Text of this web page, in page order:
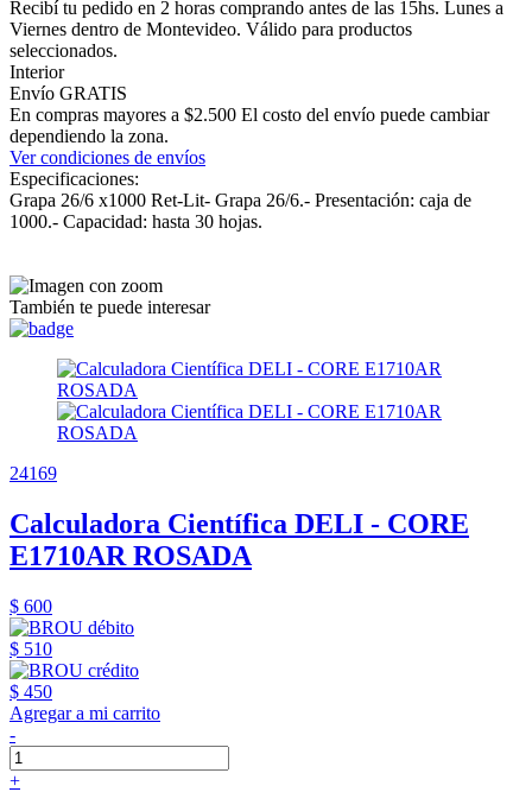
Recibí tu pedido en 2 horas comprando antes de las 15hs. Lunes a
Viernes dentro de Montevideo. Válido para productos
seleccionados.
Interior
Envío GRATIS
En compras mayores a $2.500 El costo del envío puede cambiar
dependiendo la zona.
Ver condiciones de envíos
Especificaciones:
Grapa 26/6 x1000 Ret-Lit- Grapa 26/6.- Presentación: caja de
1000.- Capacidad: hasta 30 hojas.
También te puede interesar
24169
Calculadora Científica DELI - CORE
E1710AR ROSADA
$ 600
$ 510
$ 450
Agregar a mi carrito
-
+